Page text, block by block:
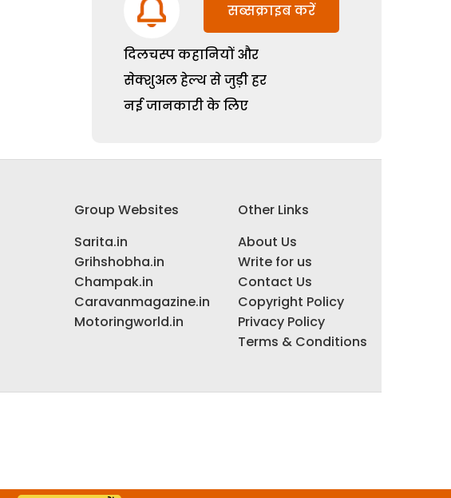
दिलचस्प कहानियों और
सेक्शुअल हेल्थ से जुड़ी हर
नई जानकारी के लिए
सब्सक्राइब करें
Group Websites
Sarita.in
Grihshobha.in
Champak.in
Caravanmagazine.in
Motoringworld.in
Other Links
About Us
Write for us
Contact Us
Copyright Policy
Privacy Policy
Terms & Conditions